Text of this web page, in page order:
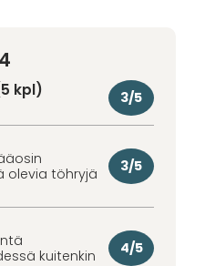
kpl) 3/5
olevia töhryjä
3/5
kuitenkin
4/5